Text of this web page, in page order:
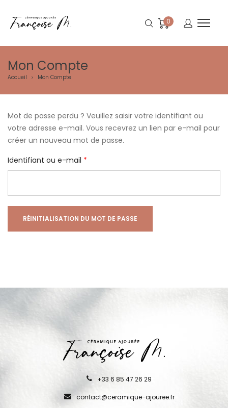
0
Mon Compte
Accueil > Mon Compte
Mot de passe perdu ? Veuillez saisir votre identifiant ou
votre adresse e-mail. Vous recevrez un lien par e-mail pour
créer un nouveau mot de passe.
Identifiant ou e-mail *
RÉINITIALISATION DU MOT DE PASSE
+33 6 85 47 26 29
contact@ceramique-ajouree.fr